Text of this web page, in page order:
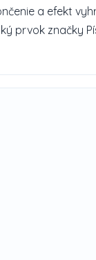
a efekt
prvok značky